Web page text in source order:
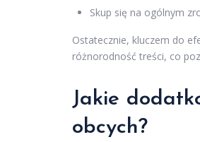
Skup się na ogólnym
Ostatecznie, kluczem do
różnorodność treści, co
Jakie
obcych?